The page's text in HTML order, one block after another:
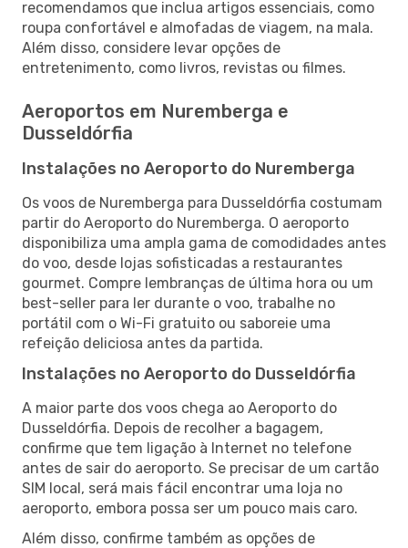
recomendamos que inclua artigos essenciais, como
roupa confortável e almofadas de viagem, na mala.
Além disso, considere levar opções de
entretenimento, como livros, revistas ou filmes.
Aeroportos em Nuremberga e
Dusseldórfia
Instalações no Aeroporto do Nuremberga
Os voos de Nuremberga para Dusseldórfia costumam
partir do Aeroporto do Nuremberga. O aeroporto
disponibiliza uma ampla gama de comodidades antes
do voo, desde lojas sofisticadas a restaurantes
gourmet. Compre lembranças de última hora ou um
best-seller para ler durante o voo, trabalhe no
portátil com o Wi-Fi gratuito ou saboreie uma
refeição deliciosa antes da partida.
Instalações no Aeroporto do Dusseldórfia
A maior parte dos voos chega ao Aeroporto do
Dusseldórfia. Depois de recolher a bagagem,
confirme que tem ligação à Internet no telefone
antes de sair do aeroporto. Se precisar de um cartão
SIM local, será mais fácil encontrar uma loja no
aeroporto, embora possa ser um pouco mais caro.
Além disso, confirme também as opções de